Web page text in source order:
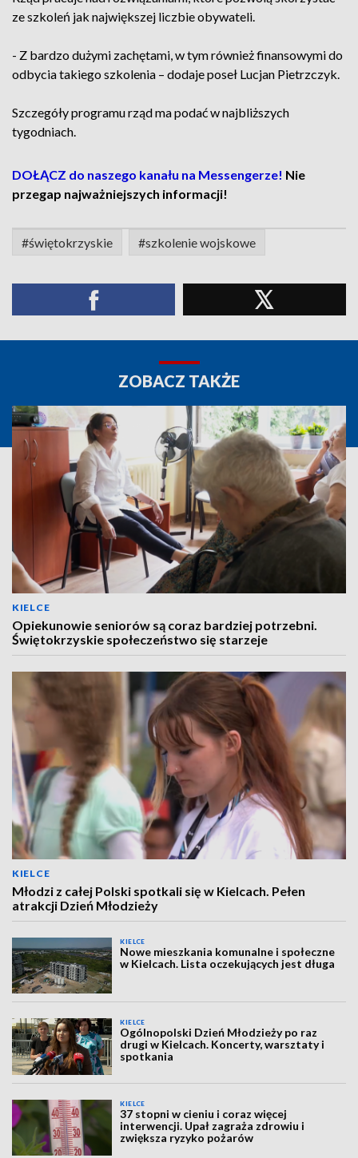
ze szkoleń jak największej liczbie obywateli.
- Z bardzo dużymi zachętami, w tym również finansowymi do
odbycia takiego szkolenia – dodaje poseł Lucjan Pietrzczyk.
Szczegóły programu rząd ma podać w najbliższych
tygodniach.
DOŁĄCZ do naszego kanału na Messengerze! Nie
przegap najważniejszych informacji!
#świętokrzyskie #szkolenie wojskowe
ZOBACZ TAKŻE
KIELCE
Opiekunowie seniorów są coraz bardziej potrzebni.
Świętokrzyskie społeczeństwo się starzeje
KIELCE
Młodzi z całej Polski spotkali się w Kielcach. Pełen
atrakcji Dzień Młodzieży
KIELCE
Nowe mieszkania komunalne i społeczne
w Kielcach. Lista oczekujących jest długa
KIELCE
Ogólnopolski Dzień Młodzieży po raz
drugi w Kielcach. Koncerty, warsztaty i
spotkania
KIELCE
37 stopni w cieniu i coraz więcej
interwencji. Upał zagraża zdrowiu i
zwiększa ryzyko pożarów